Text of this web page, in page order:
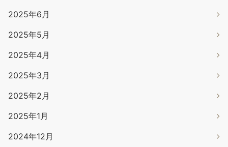
2025年6月
2025年5月
2025年4月
2025年3月
2025年2月
2025年1月
2024年12月